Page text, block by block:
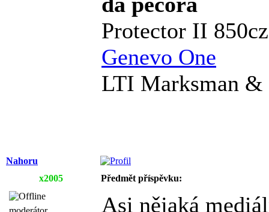
Protector II
Genevo One
LTI Marksman &
Nahoru
x2005
Předmět příspěvku:
Asi nějaká